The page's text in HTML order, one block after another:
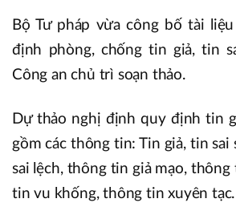
Bộ Tư pháp vừa công bố tài
định phòng, chống tin giả, tin
Công an chủ trì soạn thảo.
Dự thảo nghị định quy định tin
gồm các thông tin: Tin giả, tin
sai lệch, thông tin giả mạo,
tin vu khống, thông tin xuyên tạc.